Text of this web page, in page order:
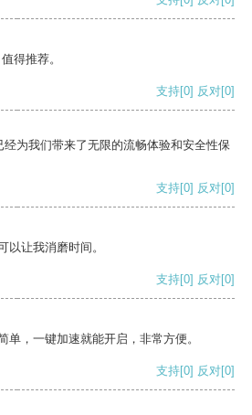
得推荐。
支持[0] 反对[0]
为我们带来了无限的流畅体验和安全性保
支持[0] 反对[0]
以让我消磨时间。
支持[0] 反对[0]
单，一键加速就能开启，非常方便。
支持[0] 反对[0]